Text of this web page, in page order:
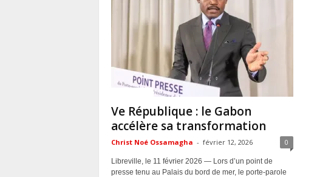
Ve République : le Gabon
accélère sa transformation
Christ Noé Ossamagha - février 12, 2026 0
Libreville, le 11 février 2026 — Lors d’un point de
presse tenu au Palais du bord de mer, le porte-parole